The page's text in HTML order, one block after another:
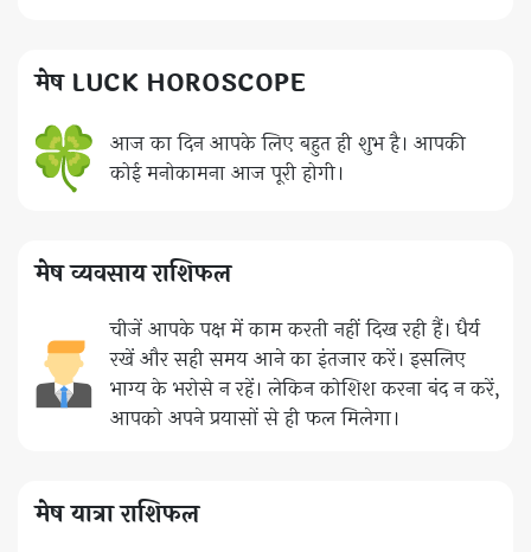
मेष LUCK HOROSCOPE
आज का दिन आपके लिए बहुत ही शुभ है। आपकी
कोई मनोकामना आज पूरी होगी।
मेष व्यवसाय राशिफल
चीजें आपके पक्ष में काम करती नहीं दिख रही हैं। धैर्य
रखें और सही समय आने का इंतजार करें। इसलिए
भाग्य के भरोसे न रहें। लेकिन कोशिश करना बंद न करें,
आपको अपने प्रयासों से ही फल मिलेगा।
मेष यात्रा राशिफल